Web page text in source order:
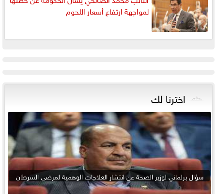
لمواجهة ارتفاع أسعار اللحوم
اخترنا لك
سؤال برلماني لوزير الصحة عن انتشار العلاجات الوهمية لمرضى السرطان